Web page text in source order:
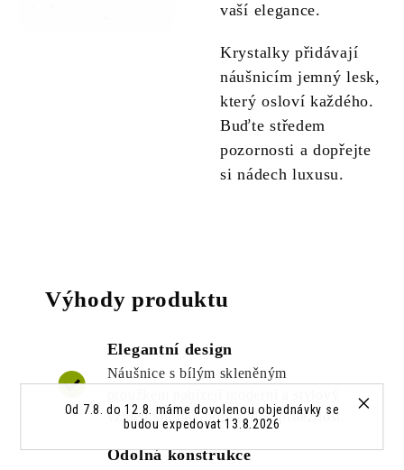
Od 7.8. do 12.8. máme dovolenou objednávky se
budou expedovat 13.8.2026
vaší elegance.
Krystalky přidávají
náušnicím jemný lesk,
který osloví každého.
Buďte středem
pozornosti a dopřejte
si nádech luxusu.
Výhody produktu
Elegantní design
Náušnice s bílým skleněným
vzhled vhodný pro každou příležitost.
Odolná konstrukce